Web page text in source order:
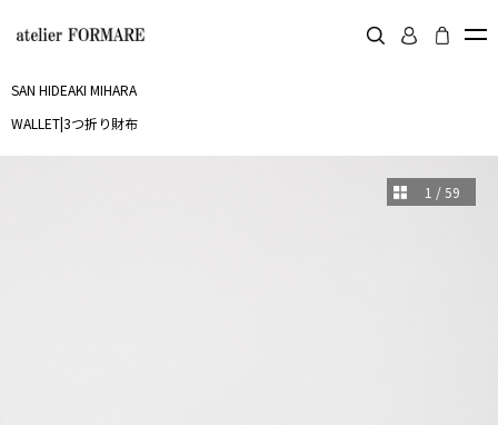
SAN HIDEAKI MIHARA
WALLET|3つ折り財布
1 /59